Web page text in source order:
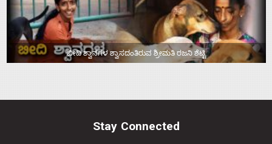
ಬೀದಿ ಶ್ವಾನಗಳ ಶ್ವಾಸದಂತಿರುವ ಶ್ರೀಮತಿ ರಜನಿ ಶೆಟ್ಟಿ
Stay Connected